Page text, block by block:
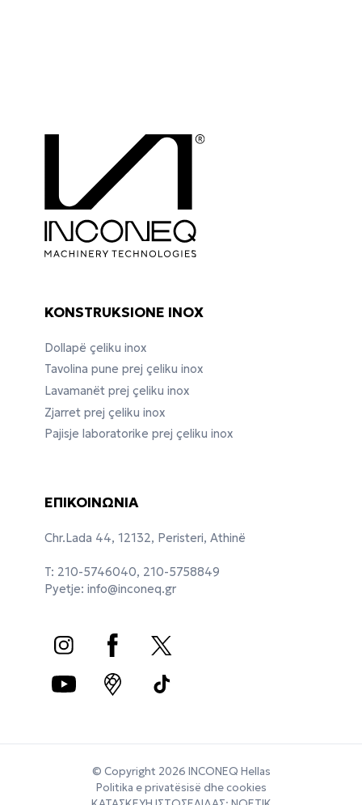
KONSTRUKSIONE INOX
Dollapë çeliku inox
Tavolina pune prej çeliku inox
Lavamanët prej çeliku inox
Zjarret prej çeliku inox
Pajisje laboratorike prej çeliku inox
ΕΠΙΚΟΙΝΩΝΙΑ
Chr.Lada 44, 12132, Peristeri, Athinë
T: 210-5746040, 210-5758849
Pyetje: info@inconeq.gr
© Copyright 2026 INCONEQ Hellas
Politika e privatësisë dhe cookies